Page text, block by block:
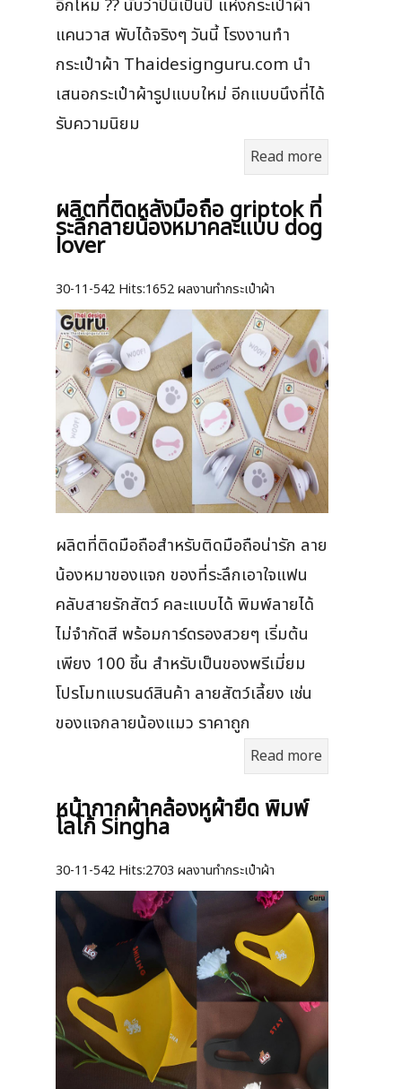
อีกไหม ?? นับว่าปีนี้เป็นปี แห่งกระเป๋าผ้า
แคนวาส พับได้จริงๆ วันนี้ โรงงานทำ
กระเป๋าผ้า Thaidesignguru.com นำ
เสนอกระเป๋าผ้ารูปแบบใหม่ อีกแบบนึงที่ได้
รับความนิยม
Read more
ผลิตที่ติดหลังมือถือ griptok ที่
ระลึกลายน้องหมาคละแบบ dog
lover
30-11-542 Hits:1652 ผลงานทำกระเป๋าผ้า
ผลิตที่ติดมือถือสำหรับติดมือถือน่ารัก ลาย
น้องหมาของแจก ของที่ระลึกเอาใจแฟน
คลับสายรักสัตว์ คละแบบได้ พิมพ์ลายได้
ไม่จำกัดสี พร้อมการ์ดรองสวยๆ เริ่มต้น
เพียง 100 ชิ้น สำหรับเป็นของพรีเมี่ยม
โปรโมทแบรนด์สินค้า ลายสัตว์เลี้ยง เช่น
ของแจกลายน้องแมว ราคาถูก
Read more
หน้ากากผ้าคล้องหูผ้ายืด พิมพ์
โลโก้ Singha
30-11-542 Hits:2703 ผลงานทำกระเป๋าผ้า